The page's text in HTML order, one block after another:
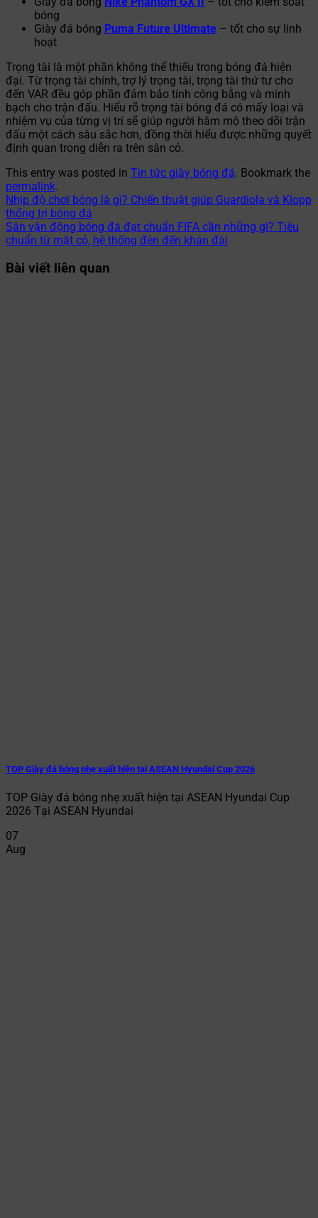
bóng
Giày đá bóng Puma Future Ultimate – tốt cho sự linh
hoạt
Trọng tài là một phần không thể thiếu trong bóng đá hiện
đại. Từ trọng tài chính, trợ lý trọng tài, trọng tài thứ tư cho
đến VAR đều góp phần đảm bảo tính công bằng và minh
bạch cho trận đấu. Hiểu rõ trọng tài bóng đá có mấy loại và
nhiệm vụ của từng vị trí sẽ giúp người hâm mộ theo dõi trận
đấu một cách sâu sắc hơn, đồng thời hiểu được những quyết
định quan trọng diễn ra trên sân cỏ.
This entry was posted in Tin tức giày bóng đá. Bookmark the
permalink.
Nhịp độ chơi bóng là gì? Chiến thuật giúp Guardiola và Klopp
thống trị bóng đá
Sân vận động bóng đá đạt chuẩn FIFA cần những gì? Tiêu
chuẩn từ mặt cỏ, hệ thống đèn đến khán đài
Bài viết liên quan
TOP Giày đá bóng nhẹ xuất hiện tại ASEAN Hyundai Cup 2026
TOP Giày đá bóng nhẹ xuất hiện tại ASEAN Hyundai Cup
2026 Tại ASEAN Hyundai
07
Aug